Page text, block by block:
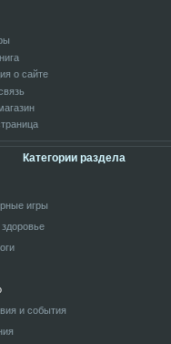
о сайте
Категории раздела
игры
и события